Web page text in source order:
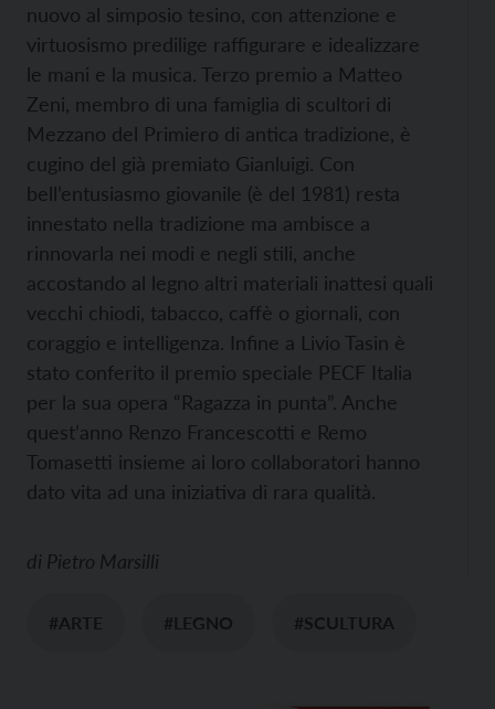
nuovo al simposio tesino, con attenzione e
virtuosismo predilige raffigurare e idealizzare
le mani e la musica. Terzo premio a Matteo
Zeni, membro di una famiglia di scultori di
Mezzano del Primiero di antica tradizione, è
cugino del già premiato Gianluigi. Con
bell’entusiasmo giovanile (è del 1981) resta
innestato nella tradizione ma ambisce a
rinnovarla nei modi e negli stili, anche
accostando al legno altri materiali inattesi quali
vecchi chiodi, tabacco, caffè o giornali, con
coraggio e intelligenza. Infine a Livio Tasin è
stato conferito il premio speciale PECF Italia
per la sua opera “Ragazza in punta”. Anche
quest’anno Renzo Francescotti e Remo
Tomasetti insieme ai loro collaboratori hanno
dato vita ad una iniziativa di rara qualità.
di Pietro Marsilli
#ARTE #LEGNO #SCULTURA